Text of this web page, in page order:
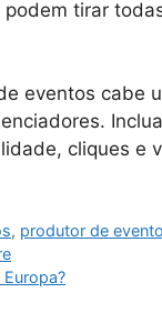
tirar
eventos cabe
cliques e
, produtor de evento